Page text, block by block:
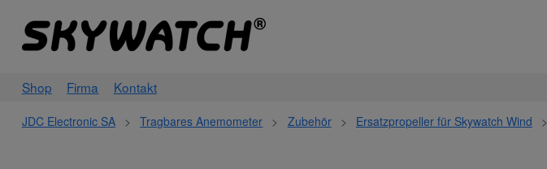
Shop Firma Kontakt
JDC Electronic SA > Tragbares Anemometer > Zubehör > Ersatzpropeller für Skywatch Wind >